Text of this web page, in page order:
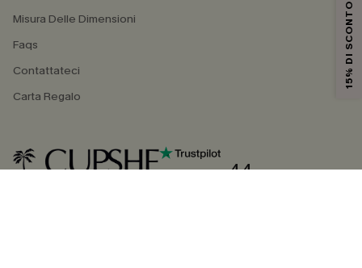
Misura Delle Dimensioni
Faqs
Contattateci
Carta Regalo
4.4
15% DI SCONTO